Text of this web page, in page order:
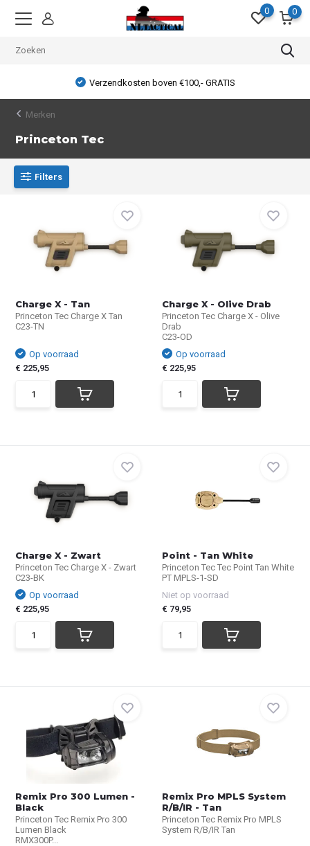
0 0
Verzendkosten boven €100,- GRATIS
Merken
Princeton Tec
Filters
Charge X - Tan
Princeton Tec Charge X Tan
C23-TN
Op voorraad
€ 225,95
Charge X - Olive Drab
Princeton Tec Charge X - Olive
Drab
C23-OD
Op voorraad
€ 225,95
Charge X - Zwart
Princeton Tec Charge X - Zwart
C23-BK
Op voorraad
€ 225,95
Point - Tan White
Princeton Tec Tec Point Tan White
PT MPLS-1-SD
Niet op voorraad
€ 79,95
Remix Pro 300 Lumen -
Black
Princeton Tec Remix Pro 300
Lumen Black
RMX300P...
Remix Pro MPLS System
R/B/IR - Tan
Princeton Tec Remix Pro MPLS
System R/B/IR Tan